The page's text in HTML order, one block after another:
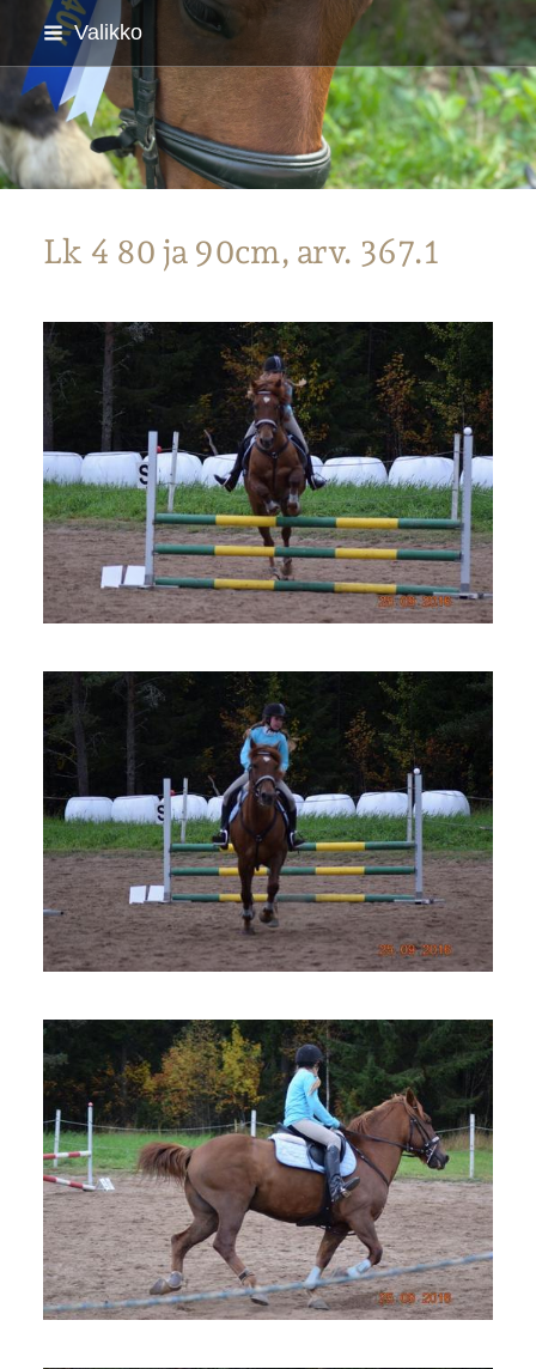
Siirry
sivun
sisältöön
Valikko
Parkanon Ratsastajat
Lk 4 80 ja 90cm, arv. 367.1